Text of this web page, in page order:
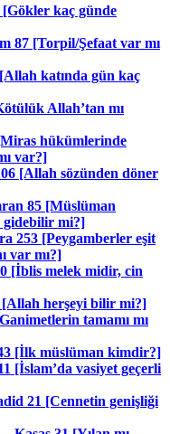
kaç günde
87 [Torpil/Şefaat var mı
katında gün kaç
Allah’tan mı
hükümlerinde
var?]
[Allah sözünden döner
85 [Müslüman
gidebilir mi?]
253 [Peygamberler eşit
var mı?]
[İblis melek midir, cin
herşeyi bilir mi?]
tamamı mı
[İlk müslüman kimdir?]
[İslam’da vasiyet geçerli
21 [Cennetin genişliği